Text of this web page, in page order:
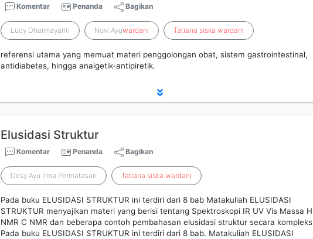
Komentar Penanda Bagikan
Lucy Dharmayanti Novi Ayuwardani Tatiana siska wardani
referensi utama yang memuat materi penggolongan obat, sistem gastrointestinal,
antidiabetes, hingga analgetik-antipiretik.
Elusidasi Struktur
Komentar Penanda Bagikan
Desy Ayu Irma Permatasari Tatiana siska wardani
Pada buku ELUSIDASI STRUKTUR ini terdiri dari 8 bab Matakuliah ELUSIDASI
STRUKTUR menyajikan materi yang berisi tentang Spektroskopi IR UV Vis Massa H
NMR C NMR dan beberapa contoh pembahasan elusidasi struktur secara kompleks
Pada buku ELUSIDASI STRUKTUR ini terdiri dari 8 bab. Matakuliah ELUSIDASI